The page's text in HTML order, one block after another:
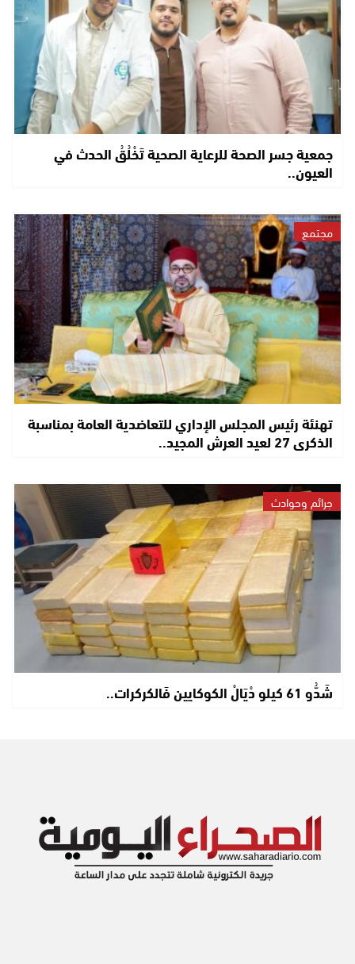
جمعية جسر الصحة للرعاية الصحية تَخْلُقُ الحدث في
العيون..
مجتمع
تهنئة رئيس المجلس الإداري للتعاضدية العامة بمناسبة
الذكرى 27 لعيد العرش المجيد..
جرائم وحوادث
شَدُّو 61 كيلو دْيَالْ الكوكايين فَالكركرات..